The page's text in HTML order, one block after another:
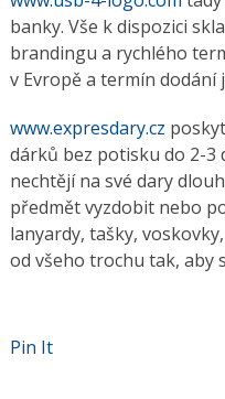
banky. Vše k dispozici
brandingu a rychlého
v Evropě a termín dodání
www.expresdary.cz
dárků bez potisku do 2-3
nechtějí na své dary
předmět vyzdobit nebo
lanyardy, tašky,
od všeho trochu tak, aby
Pin It